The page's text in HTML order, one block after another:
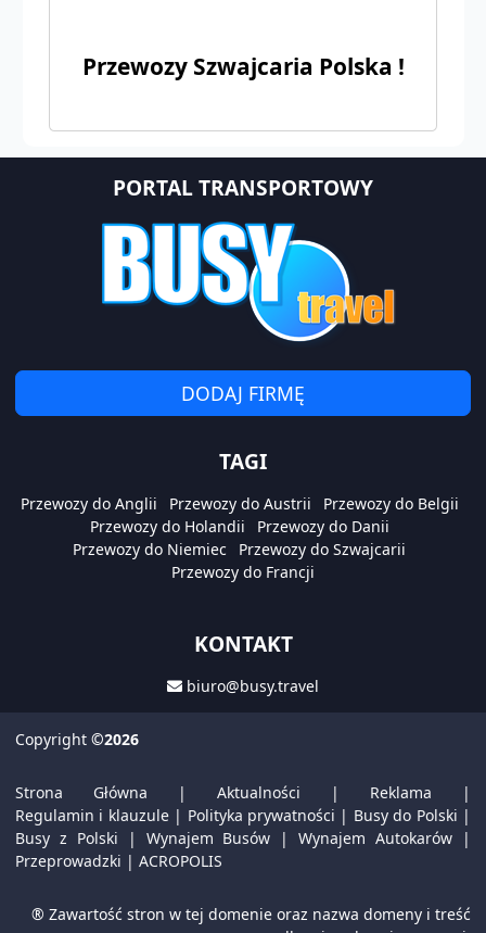
Przewozy Szwajcaria Polska !
PORTAL TRANSPORTOWY
DODAJ FIRMĘ
TAGI
Przewozy do Anglii Przewozy do Austrii
Przewozy do Belgii
Przewozy do Holandii
Przewozy do Danii
Przewozy do Niemiec
Przewozy do Szwajcarii
Przewozy do Francji
KONTAKT
biuro@busy.travel
Copyright ©2026
Strona Główna | Aktualności | Reklama |
Regulamin i klauzule| Polityka prywatności | Busy do Polski |
Busy z Polski | Wynajem Busów |Wynajem Autokarów |
Przeprowadzki | ACROPOLIS
® Zawartość stron w tej domenie oraz nazwa domeny i treść